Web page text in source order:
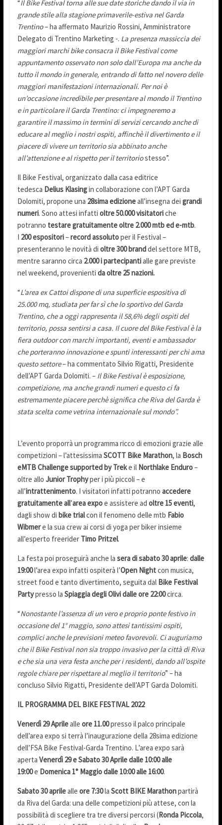
“Il Bike Festival torna alle sue date storiche dando il via in
grande stile alla stagione primaverile-estiva nel Garda
Trentino– ha affermato Maurizio Rossini, Amministratore
Delegato di Trentino Marketing -. La presenza massiccia dei
maggiori marchi bike consacra il Bike Festival come
appuntamento osservato non solo dall’Europa ma anche da
tutto il mondo in generale, entrando di fatto nel novero delle
maggiori manifestazioni internazionali. Per noi è
un’occasione incredibile per presentare al mondo il Trentino
e in particolare il Garda Trentino: ci impegneremo a
garantire il massimo in termini di servizi cercando anche di
educare al meglio i nostri ospiti, affinchè il divertimento e il
piacere di vivere un territorio sia abbinato anche
all’attenzione e al rispetto per il territoriostesso”.
Il Bike Festival, organizzato dalla casa editrice
tedesca Delius Klasingin collaborazione con l’APT Garda
Dolomiti, propone una 28sima edizioneall’insegna dei grandi
numeri. Sono attesi infatti oltre 50.000 visitatoriche
potranno testare gratuitamente oltre 2.000 mtb ed e-mtb.
I 200 espositori–record assolutoper il Festival –
presenteranno le novità di oltre 300 branddel settore MTB,
mentre saranno circa 2.000 i partecipantialle gare previste
nel weekend, provenienti da oltre 25 nazioni.
“L’area ex Cattoi dispone di una superficie espositiva di
25.000 mq, studiata per far sì che lo sportivo del Garda
Trentino, che a oggi rappresenta il 58,6% degli ospiti del
territorio, possa sentirsi a casa. Il cuore del Bike Festival è la
fiera outdoor con marchi importanti, eventi e ambassador
che porteranno innovazione e spunti interessanti per chi ama
questo settore– ha commentato Silvio Rigatti, Presidente
dell’APT Garda Dolomiti. – Il Bike Festival è esposizione,
competizione, ma anche grandi numeri e questo ci fa
estremamente piacere perchè significa che Riva del Garda è
stata scelta come vetrina internazionale sul mondo”.
L’evento proporrà un programma ricco di emozioni grazie alle
competizioni – l’attesissima SCOTT Bike Marathon, la Bosch
eMTB Challenge supported by Treke ilNorthlake Enduro–
oltre allo Junior Trophyper i più piccoli – e
all’intrattenimento. I visitatori infatti potranno accedere
gratuitamente all’area expoe assistere ad oltre 15 eventi,
dagli show di bike trialcon il fenomeno delle mtb Fabio
Wibmere la sua crew ai corsi di yoga per biker insieme
all’esperto freerider Timo Pritzel.
La festa poi proseguirà anche la sera di sabato 30 aprile: dalle
19:00l’area expo infatti ospiterà l’Open Nightcon musica,
street food e tanto divertimento, seguita dal Bike Festival
Partypresso la Spiaggia degli Olividalle ore 22:00circa.
“Nonostante l’assenza di un vero e proprio ponte festivo in
occasione del 1° maggio, sono attesi tantissimi ospiti,
complici anche le previsioni meteo favorevoli. Ci auguriamo
che il Bike Festival non sia troppo invasivo per la città di Riva
e che sia una vera festa anche per i residenti, dando all’ospite
regole chiare per rispettare al meglio il territorio” – ha
concluso Silvio Rigatti, Presidente dell’APT Garda Dolomiti.
IL PROGRAMMA DEL BIKE FESTIVAL 2022
Venerdì 29 Aprilealle ore 11.00presso il palco principale
dell’area expo si terrà l’inaugurazione della 28sima edizione
dell’FSA Bike Festival-Garda Trentino. L’area expo sarà
aperta Venerdì 29 e Sabato 30 Aprile dalle 10:00 alle
19:00e Domenica 1° Maggio dalle 10:00 alle 16:00.
Sabato 30 aprilealle ore 7:30la Scott BIKE Marathonpartirà
da Riva del Garda: una delle competizioni più attese, con la
possibilità di scegliere tra tre diversi percorsi (Ronda Piccola,